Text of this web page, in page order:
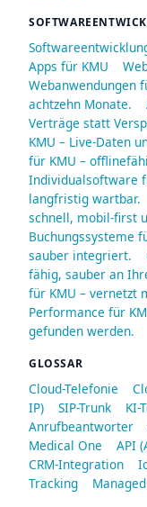
Apps für KMU
Webanwendungen
achtzehn Monate.
Verträge statt
KMU – Live-Daten
für KMU –
Individualsoftware
langfristig wartbar.
schnell, mobil-first
Buchungssysteme
sauber integriert.
fähig, sauber an
für KMU – vernetzt
Performance für
gefunden werden.
GLOSSAR
Cloud-Telefonie
IP)
SIP-Trunk KI-
Anrufbeantworter
Medical One
API
CRM-Integration
Tracking